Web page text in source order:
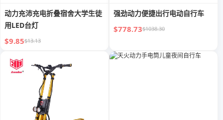
动力充沛充电折叠宿舍大学生徒
用LED台灯
$9.85$13.13
强劲动力便捷出行电动自行车
$778.73$1038.30